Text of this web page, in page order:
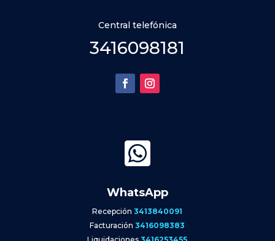
Central telefónica
3416098181

WhatsApp
Recepción3413840091
Facturación3416098383